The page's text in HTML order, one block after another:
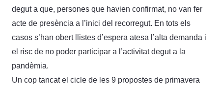
degut a que, persones que havien confirmat, no van fer
acte de presència a l’inici del recorregut. En tots els
casos s’han obert llistes d’espera atesa l’alta demanda i
el risc de no poder participar a l’activitat degut a la
pandèmia.
Un cop tancat el cicle de les 9 propostes de primavera